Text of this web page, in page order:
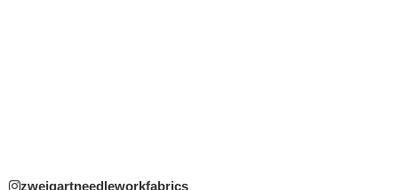
zweigartneedleworkfabrics